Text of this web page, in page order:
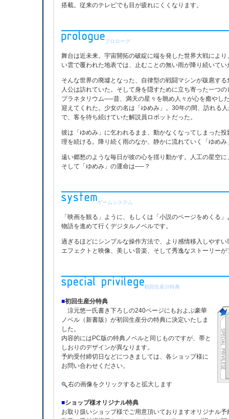
搭載。従来のテレビでも目が疲れにくくなります。
プロローグ
舞台は近未来。宇宙開拓の破綻に端を発した世界大戦によ
い雲で覆われた地表では、止むことの無い雨が降り続いてい
そんな世界の廃墟となった、自律型の戦闘マシンが跋扈す
人公は訪れていた。そして身を隠すために立ち寄った一つ
プラネタリウム──昔、満天の星々を眺め人々が心を癒やし
迎えてくれた。少女の名は「ゆめみ」。30年の間、訪れる
で、客を待ち続けていた解説員ロボットだった。
彼は「ゆめみ」に乞われるまま、動かなくなってしまった
理を続ける。降り続く雨のなか、静かに流れていく「ゆめ
遠い郷愁のような毎日が彼の心を揺り動かす。人工の星空
そして「ゆめみ」の運命は──？
ゲームシステム
「映画を観る」ように、もしくは「小説のページをめくる
物語を進めて行くデジタルノベルです。
過ぎるほどにシンプルな操作方法で、より感情移入しやす
エフェクトと映像、美しい音楽、そして秀逸なストーリー
初回生産分特典
■初回生産分特典
涼元悠一氏書き下ろしの240ページにもおよぶ豪華
ノベル（新書版）が初回生産分の特典に決定いたしま
した。
内容的にはPC版の特典ノベルと同じものですが、帯と
しおりのデザインが異なります。
予約受付締切日などにつきましては、各ショップ様に
お問い合わせください。
右の画像をクリックすると拡大します
■ショップ様オリジナル特典
お取り扱いショップ様でご用意頂いておりますオリジナル